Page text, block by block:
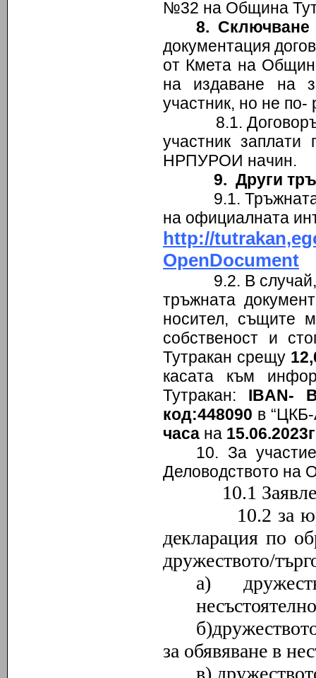
№32 на Община
8.
документация
от Кмета на
на издаване на
участник, но не по-
8.1. Договорът
участник
НРПУРОИ начин.
9. Други
9.1. Тръжната
на официалната
http://
OpenDocument
9.2. В случай, че
тръжната
носител, същите
собственост и
Тутракан срещу
касата към
Тутракан: IBAN-
код:448090 в
часа на 15.06.2023г
10. За
Деловодството на
10.1
10.2 за
декларация по
дружеството/
а)
за обявяване в
в)